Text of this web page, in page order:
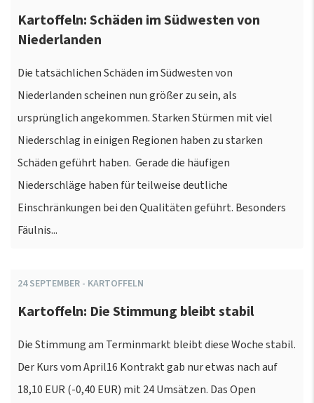
Kartoffeln: Schäden im Südwesten von
Niederlanden
Die tatsächlichen Schäden im Südwesten von
Niederlanden scheinen nun größer zu sein, als
ursprünglich angekommen. Starken Stürmen mit viel
Niederschlag in einigen Regionen haben zu starken
Schäden geführt haben. Gerade die häufigen
Niederschläge haben für teilweise deutliche
Einschränkungen bei den Qualitäten geführt. Besonders
Fäulnis...
24 SEPTEMBER - KARTOFFELN
Kartoffeln: Die Stimmung bleibt stabil
Die Stimmung am Terminmarkt bleibt diese Woche stabil.
Der Kurs vom April16 Kontrakt gab nur etwas nach auf
18,10 EUR (-0,40 EUR) mit 24 Umsätzen. Das Open